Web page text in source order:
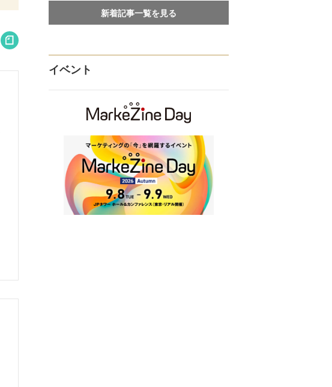
新着記事一覧を見る
イベント